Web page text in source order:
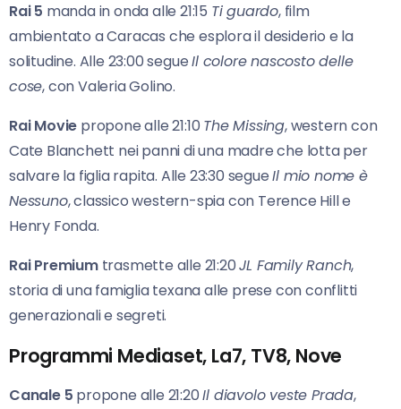
Rai 5 manda in onda alle 21:15 Ti guardo, film
ambientato a Caracas che esplora il desiderio e la
solitudine. Alle 23:00 segueIl colore nascosto delle
cose, con Valeria Golino.
Rai Movie propone alle 21:10 The Missing, western con
Cate Blanchett nei panni di una madre che lotta per
salvare la figlia rapita. Alle 23:30 segueIl mio nome è
Nessuno, classico western-spia con Terence Hill e
Henry Fonda.
Rai Premiumtrasmette alle 21:20JL Family Ranch,
storia di una famiglia texana alle prese con conflitti
generazionali e segreti.
Programmi Mediaset, La7, TV8, Nove
Canale 5 propone alle 21:20Il diavolo veste Prada,